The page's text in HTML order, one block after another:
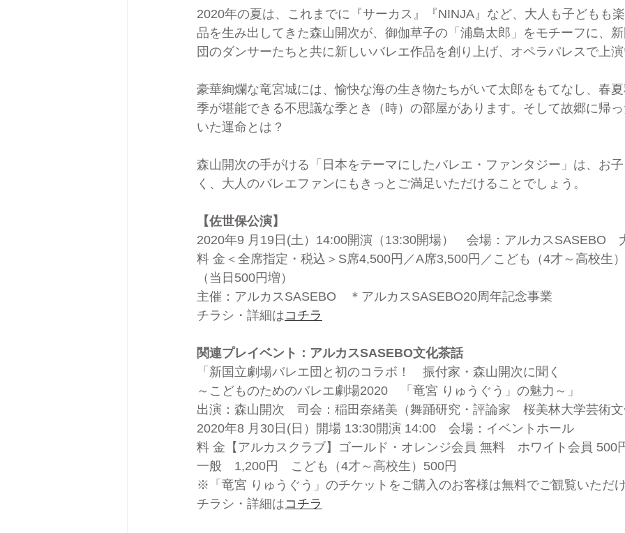
2020年の夏は、これまでに『サーカス』『NINJA』など、大人も子どもも
品を生み出してきた森山開次が、御伽草子の「浦島太郎」をモチーフに、
団のダンサーたちと共に新しいバレエ作品を創り上げ、オペラパレスで上
豪華絢爛な竜宮城には、愉快な海の生き物たちがいて太郎をもてなし、春
季が堪能できる不思議な季とき（時）の部屋があります。そして故郷に帰
いた運命とは？
森山開次の手がける「日本をテーマにしたバレエ・ファンタジー」は、お
く、大人のバレエファンにもきっとご満足いただけることでしょう。
【佐世保公演】
2020年9 月19日(土）14:00開演（13:30開場）　会場：アルカスSASEBO　
料 金＜全席指定・税込＞S席4,500円／A席3,500円／こども（4才～高校生
（当日500円増）
主催：アルカスSASEBO　＊アルカスSASEBO20周年記念事業
チラシ・詳細はコチラ
関連プレイベント：アルカスSASEBO文化茶話
「新国立劇場バレエ団と初のコラボ！　振付家・森山開次に聞く
～こどものためのバレエ劇場2020　「竜宮 りゅうぐう」の魅力～」
出演：森山開次　司会：稲田奈緒美（舞踊研究・評論家　桜美林大学芸術
2020年8 月30日(日）開場 13:30開演 14:00　会場：イベントホール
料 金【アルカスクラブ】ゴールド・オレンジ会員 無料　ホワイト会員
一般　1,200円　こども（4才～高校生）500円
※「竜宮 りゅうぐう」のチケットをご購入のお客様は無料でご観覧いただ
チラシ・詳細はコチラ